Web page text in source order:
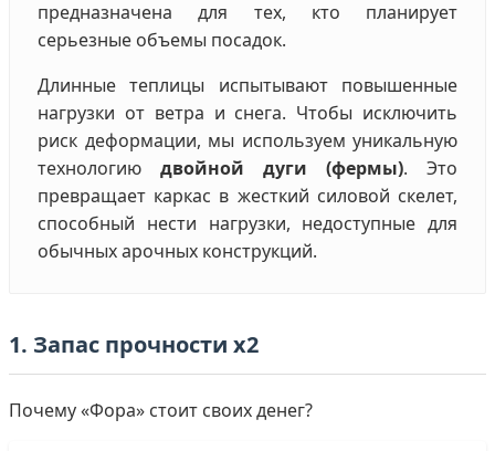
предназначена для тех, кто планирует
серьезные объемы посадок.
Длинные теплицы испытывают повышенные
нагрузки от ветра и снега. Чтобы исключить
риск деформации, мы используем уникальную
технологию двойной дуги (фермы). Это
превращает каркас в жесткий силовой скелет,
способный нести нагрузки, недоступные для
обычных арочных конструкций.
1. Запас прочности х2
Почему «Фора» стоит своих денег?